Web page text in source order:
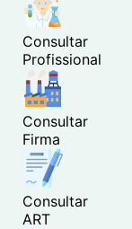
Consultar
Profissional
Consultar
Firma
Consultar
ART